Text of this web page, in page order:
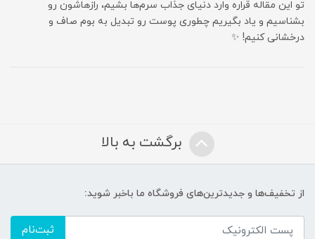
تو این مقاله قراره وارد دنیای جذاب سرم‌ها بشیم، رازهاشون رو
بشناسیم و یاد بگیریم چطوری پوست رو تبدیل به بوم صاف و
درخشانی کنیم! ✨
برگشت به بالا
از تخفیف‌ها و جدیدترین‌های فروشگاه ما باخبر شوید:
ثبت‌نام